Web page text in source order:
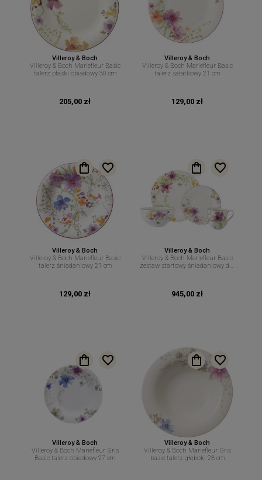
Villeroy & Boch
Villeroy & Boch Mariefleur Basic
talerz płaski obiadowy 30 cm
205,00 zł
Villeroy & Boch
Villeroy & Boch Mariefleur Basic
talerz sałatkowy 21 cm
129,00 zł
Villeroy & Boch
Villeroy & Boch Mariefleur Basic
talerz śniadaniowy 21 cm
129,00 zł
Villeroy & Boch
Villeroy & Boch Mariefleur Basic
zestaw startowy śniadaniowy dla
945,00 zł
Villeroy & Boch
Villeroy & Boch Mariefleur Gris
Basic talerz obiadowy 27 cm
Villeroy & Boch
Villeroy & Boch Mariefleur Gris
basic talerz głęboki 23 cm